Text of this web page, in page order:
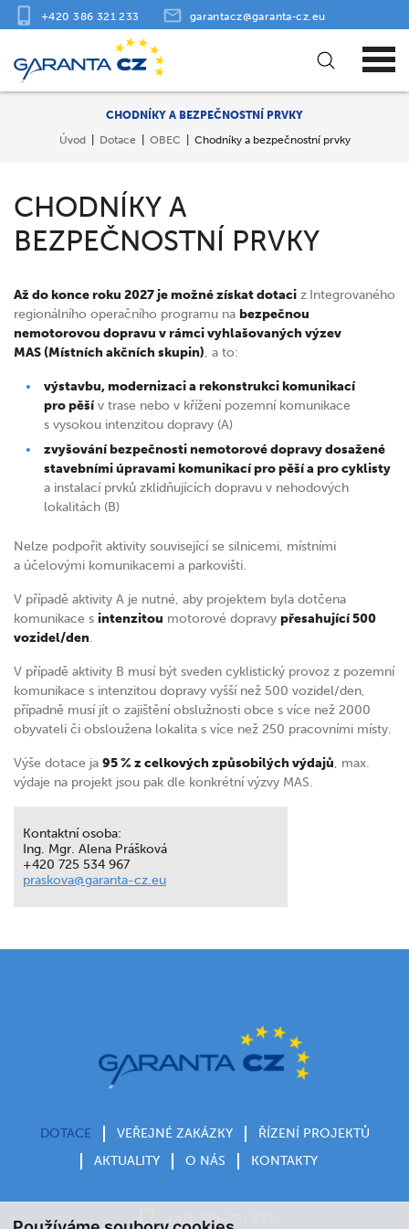
+420 386 321 233 garantacz@garanta‑cz.eu
CHODNÍKY A BEZPEČNOSTNÍ PRVKY
Úvod
Dotace OBEC Chodníky a bezpečnostní prvky
CHODNÍKY A
BEZPEČNOSTNÍ PRVKY
Až do konce roku 2027 je možné získat dotaci z Integrovaného
regionálního operačního programu na bezpečnou
nemotorovou dopravu v rámci vyhlašovaných výzev
MAS (Místních akčních skupin), a to:
výstavbu, modernizaci a rekonstrukci komunikací
pro pěšív trase nebo v křížení pozemní komunikace
s vysokou intenzitou dopravy (A)
zvyšování bezpečnosti nemotorové dopravy dosažené
stavebními úpravami komunikací pro pěší a pro cyklisty
a instalací prvků zklidňujících dopravu v nehodových
lokalitách (B)
Nelze podpořit aktivity související se silnicemi, místními
a účelovými komunikacemi a parkovišti.
V případě aktivity A je nutné, aby projektem byla dotčena
komunikace s intenzitou motorové dopravy přesahující 500
vozidel/den.
V případě aktivity B musí být sveden cyklistický provoz z pozemní
komunikace s intenzitou dopravy vyšší než 500 vozidel/den,
případně musí jít o zajištění obslužnosti obce s více než 2000
obyvateli či obsloužena lokalita s více než 250 pracovními místy.
Výše dotace ja 95 % z celkových způsobilých výdajů, max.
výdaje na projekt jsou pak dle konkrétní výzvy MAS.
Kontaktní osoba:
Ing. Mgr. Alena Prášková
+420 725 534 967
praskova@garanta-cz.eu
DOTACE VEŘEJNÉ ZAKÁZKY
ŘÍZENÍ PROJEKTŮ
AKTUALITY
O NÁS KONTAKTY
+420 386 321 233